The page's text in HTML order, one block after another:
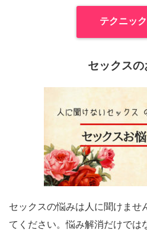
テクニッ
セックスの
セックスの悩みは人に聞けませ
てください。悩み解消だけでは